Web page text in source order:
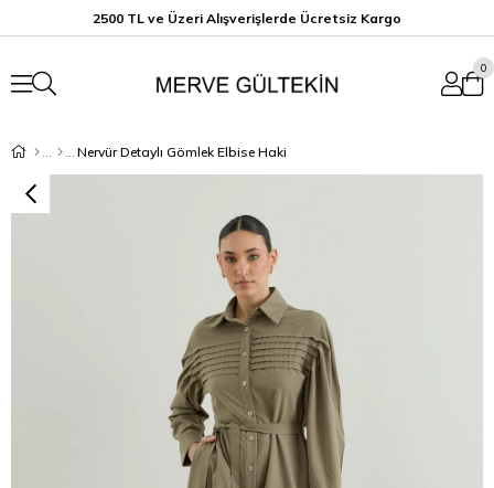
2500 TL ve Üzeri Alışverişlerde Ücretsiz Kargo
0
Nervür Detaylı Gömlek Elbise Haki